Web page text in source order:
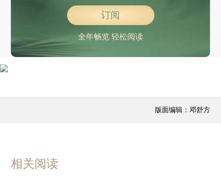
“美国政府悄悄支付拖欠WTO的会费”
晨读荐闻（国内、国际消息15条）
美国暂停50%股权穿透规则一年，影响几何？
中美将暂停征收对方港口费一年 航运业短期混乱将结束
香港一手超级豪宅过去4个月成交逾百亿港元
订阅
全年畅览 轻松阅读
版面编辑：邓舒方
相关阅读